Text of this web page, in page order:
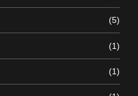
(5)
(1)
(1)